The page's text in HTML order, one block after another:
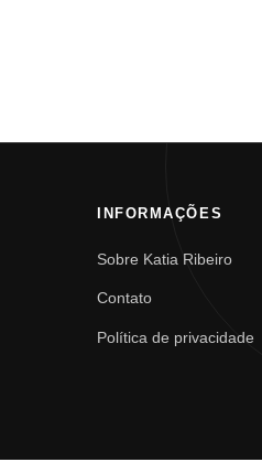
INFORMAÇÕES
Sobre Katia Ribeiro
Contato
Política de privacidade